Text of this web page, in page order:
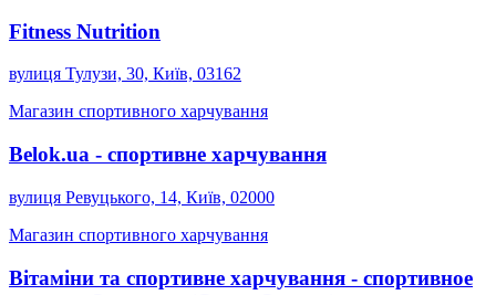
Fitness Nutrition
вулиця Тулузи, 30, Київ, 03162
Магазин спортивного харчування
Belok.ua - спортивне харчування
вулиця Ревуцького, 14, Київ, 02000
Магазин спортивного харчування
Вітаміни та спортивне харчування - спортивное